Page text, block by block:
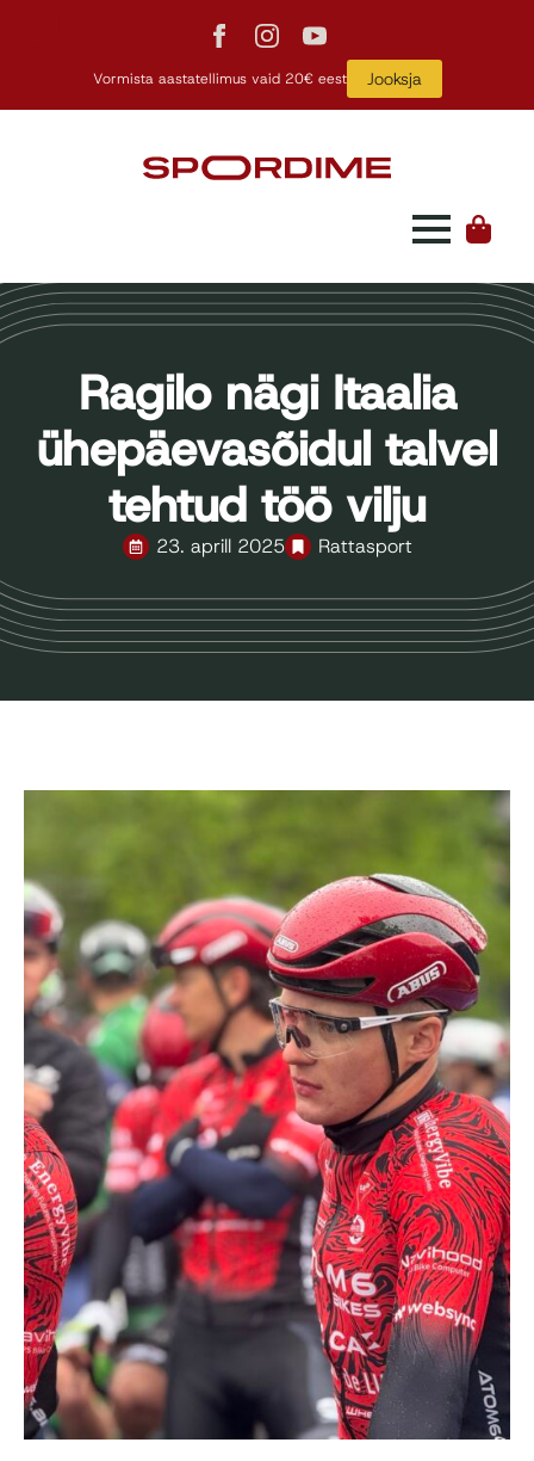
Vormista aastatellimus vaid 20€ eest Jooksja
Ragilo nägi Itaalia
ühepäevasõidul talvel
tehtud töö vilju
23. aprill 2025 Rattasport